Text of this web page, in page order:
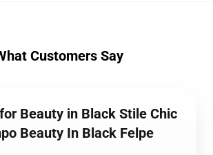
Customers Say
Beauty in Black Stile Chic
Beauty In Black Felpe